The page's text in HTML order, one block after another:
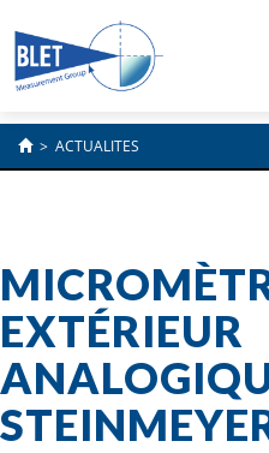
> ACTUALITES
EXTÉRIEUR